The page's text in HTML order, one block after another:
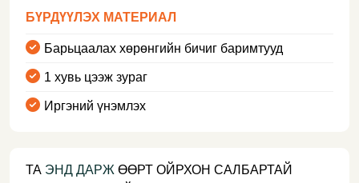
БҮРДҮҮЛЭХ МАТЕРИАЛ
Барьцаалах хөрөнгийн бичиг баримтууд
1 хувь цээж зураг
Иргэний үнэмлэх
ТА ЭНД ДАРЖ ӨӨРТ ОЙРХОН САЛБАРТАЙ